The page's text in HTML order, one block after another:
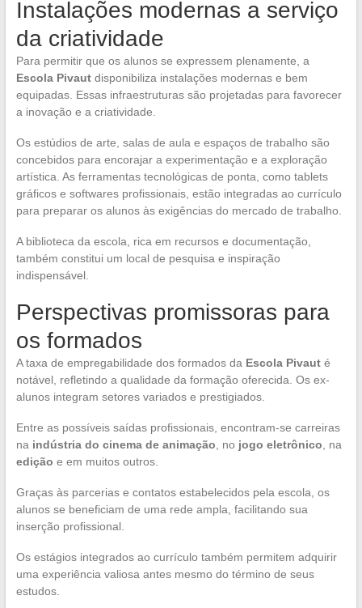
Instalações modernas a serviço
da criatividade
Para permitir que os alunos se expressem plenamente, a
Escola Pivautdisponibiliza instalações modernas e bem
equipadas. Essas infraestruturas são projetadas para favorecer
a inovação e a criatividade.
Os estúdios de arte, salas de aula e espaços de trabalho são
concebidos para encorajar a experimentação e a exploração
artística. As ferramentas tecnológicas de ponta, como tablets
gráficos e softwares profissionais, estão integradas ao currículo
para preparar os alunos às exigências do mercado de trabalho.
A biblioteca da escola, rica em recursos e documentação,
também constitui um local de pesquisa e inspiração
indispensável.
Perspectivas promissoras para
os formados
A taxa de empregabilidade dos formados da Escola Pivauté
notável, refletindo a qualidade da formação oferecida. Os ex-
alunos integram setores variados e prestigiados.
Entre as possíveis saídas profissionais, encontram-se carreiras
na indústria do cinema de animação , no jogo eletrônico , na
edição e em muitos outros.
Graças às parcerias e contatos estabelecidos pela escola, os
alunos se beneficiam de uma rede ampla, facilitando sua
inserção profissional.
Os estágios integrados ao currículo também permitem adquirir
uma experiência valiosa antes mesmo do término de seus
estudos.